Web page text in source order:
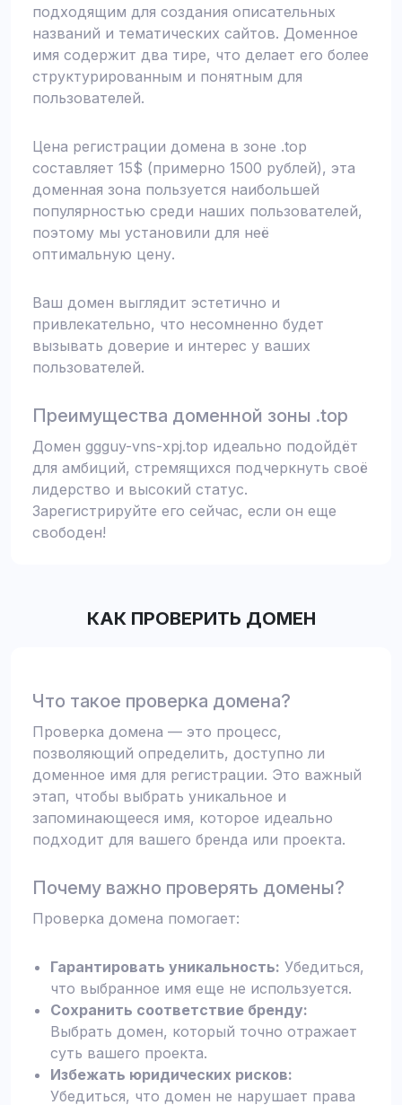
подходящим для создания описательных
названий и тематических сайтов. Доменное
имя содержит два тире, что делает его более
структурированным и понятным для
пользователей.
Цена регистрации домена в зоне .top
составляет 15$ (примерно 1500 рублей), эта
доменная зона пользуется наибольшей
популярностью среди наших пользователей,
поэтому мы установили для неё
оптимальную цену.
Ваш домен выглядит эстетично и
привлекательно, что несомненно будет
вызывать доверие и интерес у ваших
пользователей.
Преимущества доменной зоны .top
Домен ggguy-vns-xpj.top идеально подойдёт
для амбиций, стремящихся подчеркнуть своё
лидерство и высокий статус.
Зарегистрируйте его сейчас, если он еще
свободен!
КАК ПРОВЕРИТЬ ДОМЕН
Что такое проверка домена?
Проверка домена — это процесс,
позволяющий определить, доступно ли
доменное имя для регистрации. Это важный
этап, чтобы выбрать уникальное и
запоминающееся имя, которое идеально
подходит для вашего бренда или проекта.
Почему важно проверять домены?
Проверка домена помогает:
Гарантировать уникальность: Убедиться,
что выбранное имя еще не используется.
Сохранить соответствие бренду:
Выбрать домен, который точно отражает
суть вашего проекта.
Избежать юридических рисков:
Убедиться, что домен не нарушает права